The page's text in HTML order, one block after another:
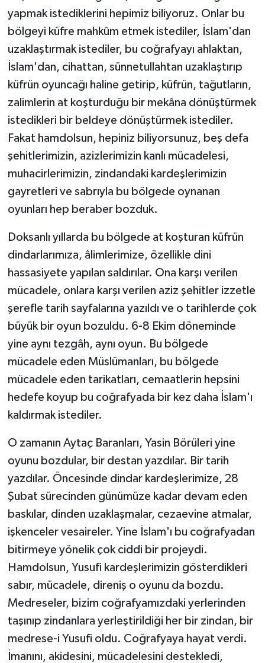
yapmak istediklerini hepimiz biliyoruz. Onlar bu
bölgeyi küfre mahkûm etmek istediler, İslam'dan
uzaklaştırmak istediler, bu coğrafyayı ahlaktan,
İslam'dan, cihattan, sünnetullahtan uzaklaştırıp
küfrün oyuncağı haline getirip, küfrün, tağutların,
zalimlerin at koşturduğu bir mekâna dönüştürmek
istedikleri bir beldeye dönüştürmek istediler.
Fakat hamdolsun, hepiniz biliyorsunuz, beş defa
şehitlerimizin, azizlerimizin kanlı mücadelesi,
muhacirlerimizin, zindandaki kardeşlerimizin
gayretleri ve sabrıyla bu bölgede oynanan
oyunları hep beraber bozduk.
Doksanlı yıllarda bu bölgede at koşturan küfrün
dindarlarımıza, âlimlerimize, özellikle dini
hassasiyete yapılan saldırılar. Ona karşı verilen
mücadele, onlara karşı verilen aziz şehitler izzetle
şerefle tarih sayfalarına yazıldı ve o tarihlerde çok
büyük bir oyun bozuldu. 6-8 Ekim döneminde
yine aynı tezgâh, aynı oyun. Bu bölgede
mücadele eden Müslümanları, bu bölgede
mücadele eden tarikatları, cemaatlerin hepsini
hedefe koyup bu coğrafyada bir kez daha İslam'ı
kaldırmak istediler.
O zamanın Aytaç Baranları, Yasin Börüleri yine
oyunu bozdular, bir destan yazdılar. Bir tarih
yazdılar. Öncesinde dindar kardeşlerimize, 28
Şubat sürecinden günümüze kadar devam eden
baskılar, dinden uzaklaşmalar, cezaevine atmalar,
işkenceler vesaireler. Yine İslam'ı bu coğrafyadan
bitirmeye yönelik çok ciddi bir projeydi.
Hamdolsun, Yusufi kardeşlerimizin gösterdikleri
sabır, mücadele, direniş o oyunu da bozdu.
Medreseler, bizim coğrafyamızdaki yerlerinden
taşınıp zindanlara yerleştirildiği her bir zindan, bir
medrese-i Yusufi oldu. Coğrafyaya hayat verdi.
İmanını, akidesini, mücadelesini destekledi,